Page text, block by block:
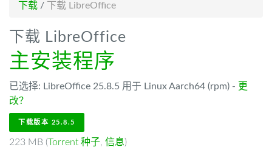
下载 / 下载 LibreOffice
下载 LibreOffice
主安装程序
已选择: LibreOffice 25.8.5 用于 Linux Aarch64 (rpm) - 更
改？
下载版本 25.8.5
223 MB (Torrent 种子, 信息)